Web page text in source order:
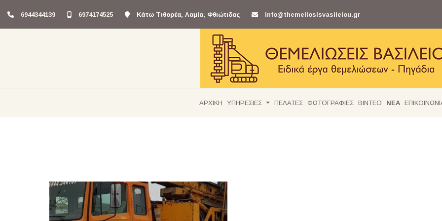
6944344139 6974174525 Κάτω Τιθορέα, Λαμία, Φθιώτιδας info@themeliosisvasileiou.gr
ΑΡΧΙΚΗ ΥΠΗΡΕΣΙΕΣ ΠΕΛΑΤΕΣ ΦΩΤΟΓΡΑΦΙΕΣ ΒΙΝΤΕΟ ΝΕΑ